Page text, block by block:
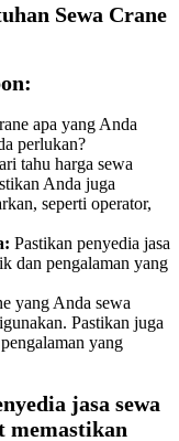
Sewa Crane
apa yang Anda
perlukan?
tahu harga sewa
Anda juga
seperti operator,
Pastikan penyedia jasa
dan pengalaman yang
yang Anda sewa
Pastikan juga
yang
jasa sewa
memastikan